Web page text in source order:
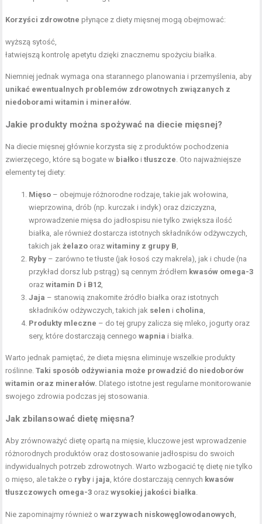
Korzyści zdrowotne płynące z diety mięsnej mogą obejmować:
wyższą sytość,
łatwiejszą kontrolę apetytu dzięki znacznemu spożyciu białka.
Niemniej jednak wymaga ona starannego planowania i przemyślenia, aby
unikać ewentualnych problemów zdrowotnych związanych z
niedoborami witamin i minerałów.
Jakie produkty można spożywać na diecie mięsnej?
Na diecie mięsnej głównie korzysta się z produktów pochodzenia
zwierzęcego, które są bogate w białko itłuszcze . Oto najważniejsze
elementy tej diety:
Mięso – obejmuje różnorodne rodzaje, takie jak wołowina,
wieprzowina, drób (np. kurczak i indyk) oraz dziczyzna,
wprowadzenie mięsa do jadłospisu nie tylko zwiększa ilość
białka, ale również dostarcza istotnych składników odżywczych,
takich jakżelazo orazwitaminy z grupy B
Ryby – zarówno te tłuste (jak łosoś czy makrela), jak i chude (na
przykład dorsz lub pstrąg) są cennym źródłem kwasów omega-3
orazwitamin D i B12
Jaja – stanowią znakomite źródło białka oraz istotnych
składników odżywczych, takich jak selen i cholina
Produkty mleczne – do tej grupy zalicza się mleko, jogurty oraz
sery, które dostarczają cennegowapnia i białka.
Warto jednak pamiętać, że dieta mięsna eliminuje wszelkie produkty
roślinne.Taki sposób odżywiania może prowadzić do niedoborów
witamin oraz minerałów. Dlatego istotne jest regularne monitorowanie
swojego zdrowia podczas jej stosowania.
Jak zbilansować dietę mięsna?
Aby zrównoważyć dietę opartą na mięsie, kluczowe jest wprowadzenie
różnorodnych produktów oraz dostosowanie jadłospisu do swoich
indywidualnych potrzeb zdrowotnych. Warto wzbogacić tę dietę nie tylko
o mięso, ale także o ryby i jaja , które dostarczają cennych kwasów
tłuszczowych omega-3 orazwysokiej jakości białka
Nie zapominajmy również owarzywach niskowęglowodanowych